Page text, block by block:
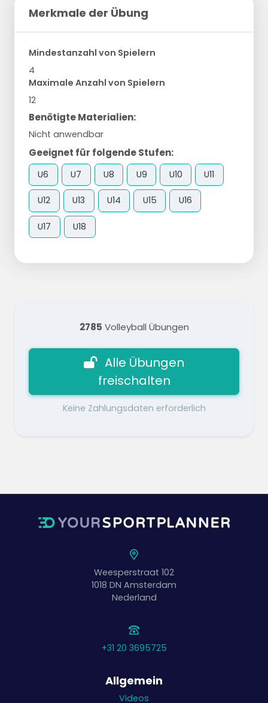
Merkmale der Übung
Mindestanzahl von Spielern
4
Maximale Anzahl von Spielern
12
Benötigte Materialien:
Nicht anwendbar
Geeignet für folgende Stufen:
U6 U7 U8 U9 U10 U11
U12 U13 U14 U15 U16
U17 U18
2785 Volleyball Übungen
Alle Übungen
freischalten
Keine Zahlungsdaten erforderlich
Weesperstraat 102
1018 DN Amsterdam
Nederland
+31 20 3695725
Allgemein
Videos